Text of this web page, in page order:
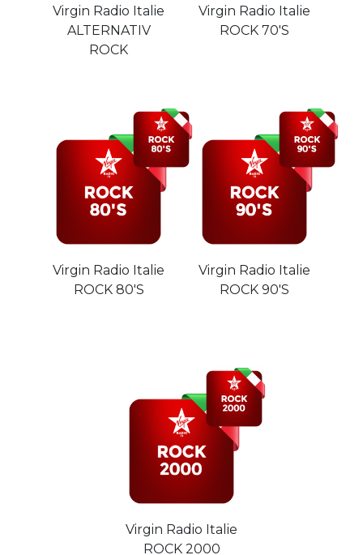
Virgin Radio Italie
ALTERNATIV
ROCK
Virgin Radio Italie
ROCK 70'S
Virgin Radio Italie
ROCK 80'S
Virgin Radio Italie
ROCK 90'S
Virgin Radio Italie
ROCK 2000